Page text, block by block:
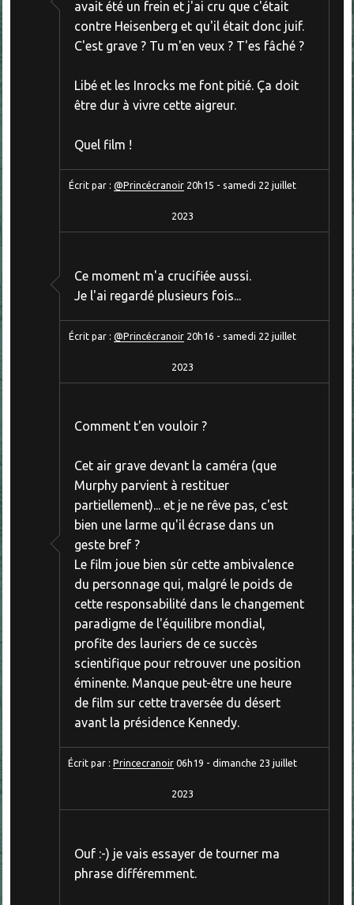
avait été un frein et j'ai cru que c'était
contre Heisenberg et qu'il était donc juif.
C'est grave ? Tu m'en veux ? T'es fâché ?
Libé et les Inrocks me font pitié. Ça doit
être dur à vivre cette aigreur.
Quel film !
Écrit par : @Princécranoir 20h15 - samedi 22 juillet
2023
Ce moment m'a crucifiée aussi.
Je l'ai regardé plusieurs fois...
Écrit par : @Princécranoir 20h16 - samedi 22 juillet
2023
Comment t'en vouloir ?
Cet air grave devant la caméra (que
Murphy parvient à restituer
partiellement)... et je ne rêve pas, c'est
bien une larme qu'il écrase dans un
geste bref ?
Le film joue bien sûr cette ambivalence
du personnage qui, malgré le poids de
cette responsabilité dans le changement
paradigme de l'équilibre mondial,
profite des lauriers de ce succès
scientifique pour retrouver une position
éminente. Manque peut-être une heure
de film sur cette traversée du désert
avant la présidence Kennedy.
Écrit par : Princecranoir 06h19 - dimanche 23 juillet
2023
Ouf :-) je vais essayer de tourner ma
phrase différemment.